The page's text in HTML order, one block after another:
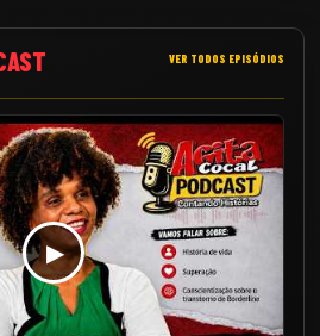
VER TODOS EPISÓDIOS
▶